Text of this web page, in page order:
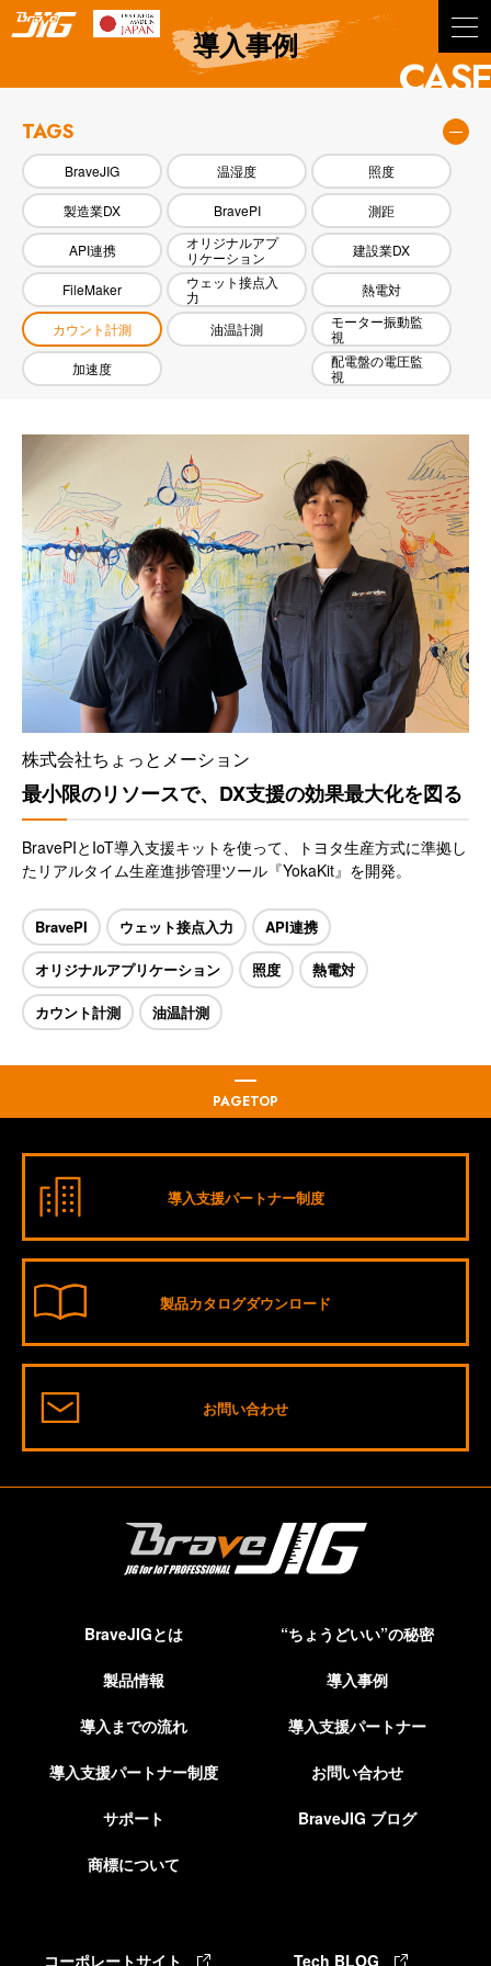
BraveJIG
導入事例
CASE
TAGS
BraveJIG 温湿度 照度
製造業DX BravePI 測距
API連携
オリジナルアプ
リケーション
建設業DX
FileMaker
ウェット接点入
力
熱電対
カウント計測 油温計測
モーター振動監
視
加速度
配電盤の電圧監
視
最小限のリソースで、DX支援の効果最大化を図る
BravePIとIoT導入支援キットを使って、トヨタ生産方式に準拠し
たリアルタイム生産進捗管理ツール『YokaKit』を開発。
株式会社ちょっとメーション
BravePI ウェット接点入力 API連携
オリジナルアプリケーション 照度 熱電対
カウント計測 油温計測
PAGETOP
導入支援パートナー制度
製品カタログダウンロード
お問い合わせ
BraveJIGとは “ちょうどいい”の秘密
製品情報 導入事例
導入までの流れ 導入支援パートナー
導入支援パートナー制度 お問い合わせ
商標について
BraveJIG ブログ
サポート
コーポレートサイト Tech BLOG